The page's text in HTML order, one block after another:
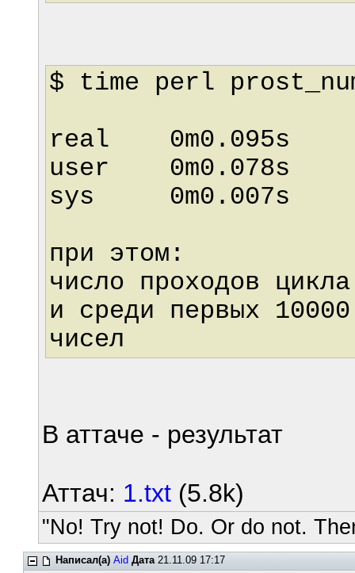
$ time perl
real 0m0.095s
user 0m0.078s
sys 0m0.007s
при этом:
число проходов
и среди первых
чисел
В аттаче - результат
Аттач: 1.txt (5.8k)
"No! Try not! Do. Or do not.
Написал(а) Aid Дата21.11.09 17:17